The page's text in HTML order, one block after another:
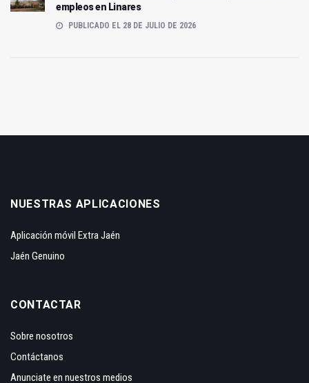
empleos en Linares
PUBLICADO EL 28 DE JULIO DE 2026
NUESTRAS APLICACIONES
Aplicación móvil Extra Jaén
Jaén Genuino
CONTACTAR
Sobre nosotros
Contáctanos
Anunciate en nuestros medios